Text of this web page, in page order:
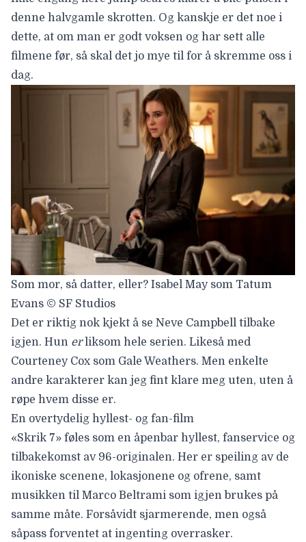
denne halvgamle skrotten. Og kanskje er det noe i
dette, at om man er godt voksen og har sett alle
filmene før, så skal det jo mye til for å skremme oss i
dag.
Som mor, så datter, eller? Isabel May som Tatum
Evans © SF Studios
Det er riktig nok kjekt å se Neve Campbell tilbake
igjen. Hun erliksom hele serien. Likeså med
Courteney Cox som Gale Weathers. Men enkelte
andre karakterer kan jeg fint klare meg uten, uten å
røpe hvem disse er.
En overtydelig hyllest- og fan-film
«Skrik 7» føles som en åpenbar hyllest, fanservice og
tilbakekomst av 96-originalen. Her er speiling av de
ikoniske scenene, lokasjonene og ofrene, samt
musikken til Marco Beltrami som igjen brukes på
samme måte. Forsåvidt sjarmerende, men også
såpass forventet at ingenting overrasker.